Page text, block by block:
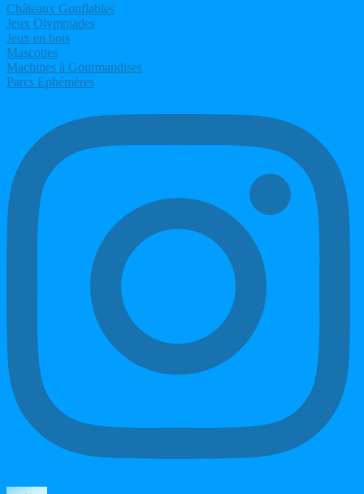
Châteaux Gonflables
Jeux Olympiades
Jeux en bois
Mascottes
Machines à Gourmandises
Parcs Ephémères